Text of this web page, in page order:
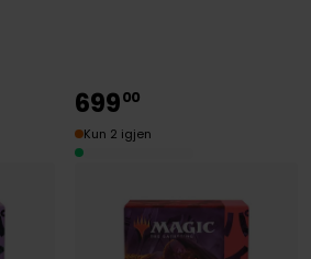
69900
Kun 2 igjen